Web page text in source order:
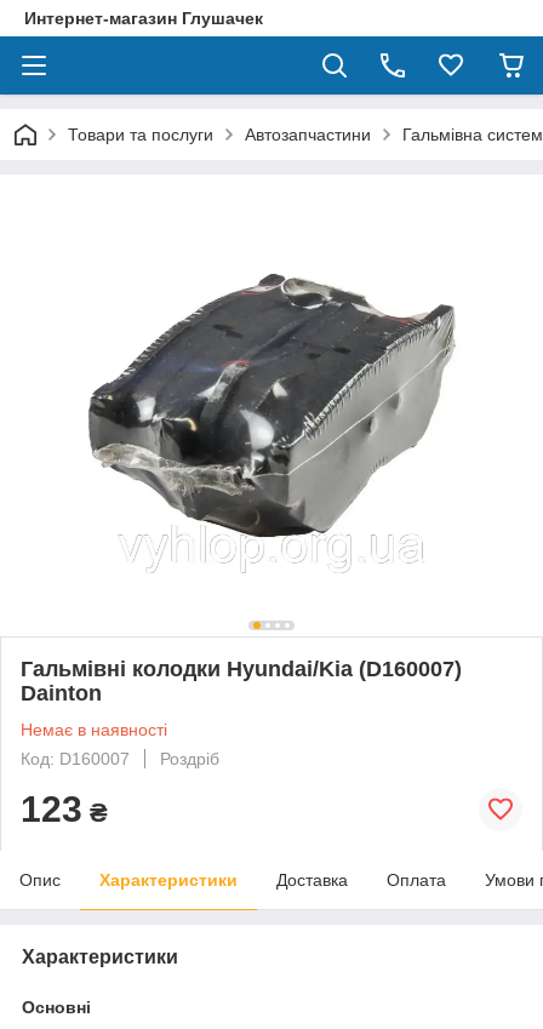
Интернет-магазин Глушачек
Товари та послуги Автозапчастини Гальмівна
Гальмівні колодки Hyundai/Kia (D160007)
Dainton
Немає в наявності
Код: D160007
Роздріб
123 ₴
Опис Характеристики Доставка Оплата Умови
Характеристики
Основні